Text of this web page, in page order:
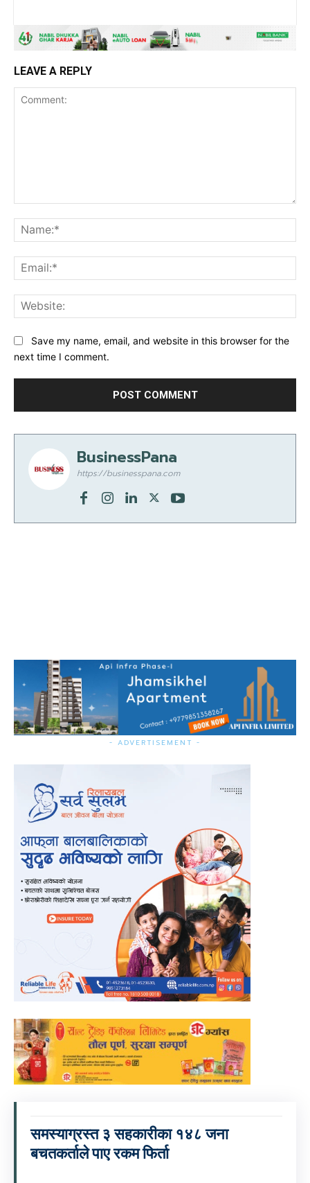
LEAVE A REPLY
Save my name, email, and website in this browser for the
next time I comment.
BusinessPana
https://businesspana.com
- ADVERTISEMENT -
समस्याग्रस्त ३ सहकारीका १४८ जना
बचतकर्ताले पाए रकम फिर्ता